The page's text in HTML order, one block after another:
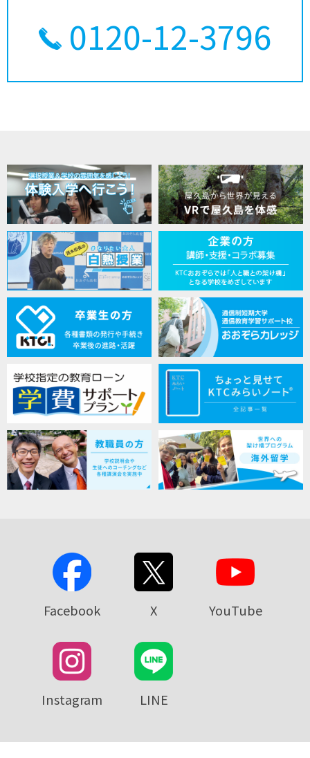
0120-12-3796
Facebook X YouTube
Instagram LINE